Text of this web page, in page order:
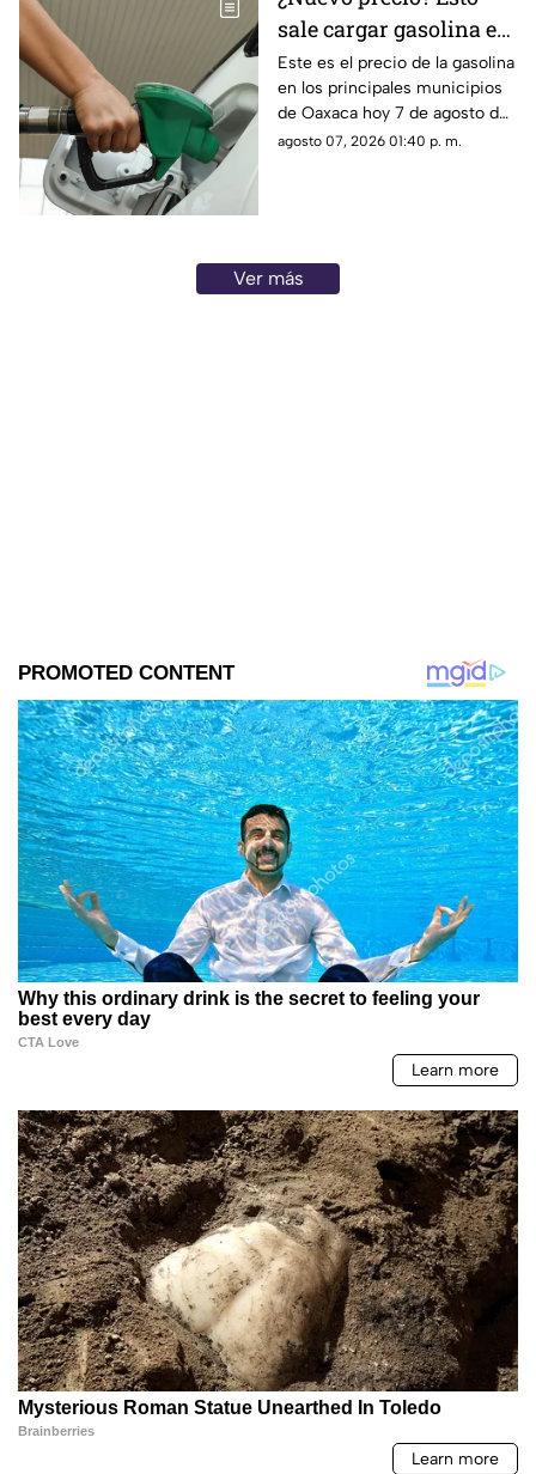
sale cargar gasolina en
Oaxaca este viernes 7
de agosto
Este es el precio de la gasolina
en los principales municipios
de Oaxaca hoy 7 de agosto de
2026; ten en cuenta que el
agosto 07, 2026 01:40 p. m.
Ver más